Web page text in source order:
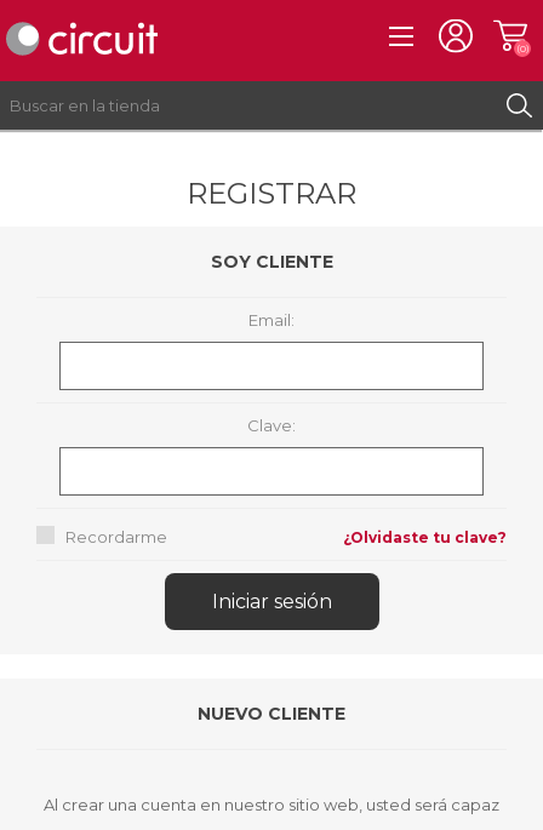
(0)
REGISTRAR
SOY CLIENTE
Email:
Clave:
Recordarme ¿Olvidaste tu clave?
NUEVO CLIENTE
Al crear una cuenta en nuestro sitio web, usted será capaz